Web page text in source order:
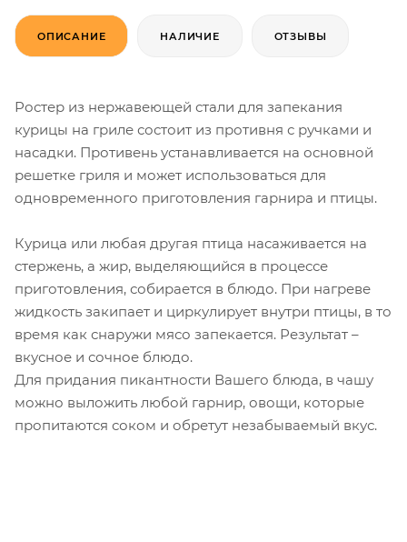
ОПИСАНИЕ НАЛИЧИЕ ОТЗЫВЫ
Ростер из нержавеющей стали для запекания
курицы на гриле состоит из противня с ручками и
насадки. Противень устанавливается на основной
решетке гриля и может использоваться для
одновременного приготовления гарнира и птицы.
Курица или любая другая птица насаживается на
стержень, а жир, выделяющийся в процессе
приготовления, собирается в блюдо. При нагреве
жидкость закипает и циркулирует внутри птицы, в то
время как снаружи мясо запекается. Результат –
вкусное и сочное блюдо.
Для придания пикантности Вашего блюда, в чашу
можно выложить любой гарнир, овощи, которые
пропитаются соком и обретут незабываемый вкус.